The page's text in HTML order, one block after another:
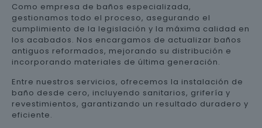
Como empresa de baños especializada,
gestionamos todo el proceso, asegurando el
cumplimiento de la legislación y la máxima calidad en
los acabados. Nos encargamos de actualizar baños
antiguos reformados, mejorando su distribución e
incorporando materiales de última generación.
Entre nuestros servicios, ofrecemos la instalación de
baño desde cero, incluyendo sanitarios, grifería y
revestimientos, garantizando un resultado duradero y
eficiente.